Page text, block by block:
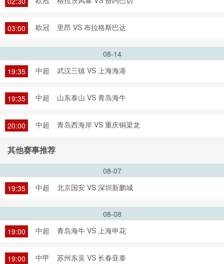
03:00 欧冠 里昂 VS 布拉格斯巴达
08-14
19:35
中超 武汉三镇 VS 上海海港
19:35 中超 山东泰山 VS 青岛海牛
20:00 中超 青岛西海岸 VS 重庆铜梁龙
其他赛事推荐
08-07
19:35
中超 北京国安 VS 深圳新鹏城
08-08
19:00
中超 青岛海牛 VS 上海申花
19:00 中甲 苏州东吴 VS 长春亚泰